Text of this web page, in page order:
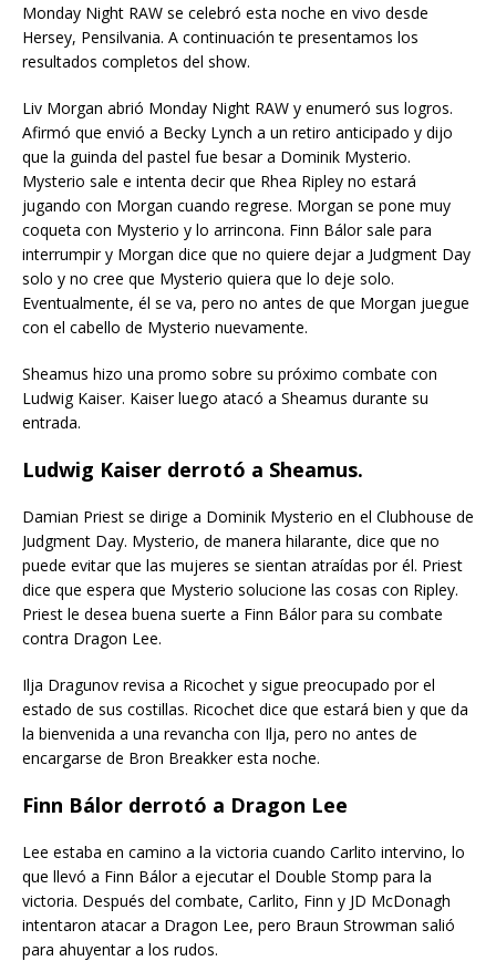
Monday Night RAW se celebró esta noche en vivo desde
Hersey, Pensilvania. A continuación te presentamos los
resultados completos del show.
Liv Morgan abrió Monday Night RAW y enumeró sus logros.
Afirmó que envió a Becky Lynch a un retiro anticipado y dijo
que la guinda del pastel fue besar a Dominik Mysterio.
Mysterio sale e intenta decir que Rhea Ripley no estará
jugando con Morgan cuando regrese. Morgan se pone muy
coqueta con Mysterio y lo arrincona. Finn Bálor sale para
interrumpir y Morgan dice que no quiere dejar a Judgment Day
solo y no cree que Mysterio quiera que lo deje solo.
Eventualmente, él se va, pero no antes de que Morgan juegue
con el cabello de Mysterio nuevamente.
Sheamus hizo una promo sobre su próximo combate con
Ludwig Kaiser. Kaiser luego atacó a Sheamus durante su
entrada.
Ludwig Kaiser derrotó a Sheamus.
Damian Priest se dirige a Dominik Mysterio en el Clubhouse de
Judgment Day. Mysterio, de manera hilarante, dice que no
puede evitar que las mujeres se sientan atraídas por él. Priest
dice que espera que Mysterio solucione las cosas con Ripley.
Priest le desea buena suerte a Finn Bálor para su combate
contra Dragon Lee.
Ilja Dragunov revisa a Ricochet y sigue preocupado por el
estado de sus costillas. Ricochet dice que estará bien y que da
la bienvenida a una revancha con Ilja, pero no antes de
encargarse de Bron Breakker esta noche.
Finn Bálor derrotó a Dragon Lee
Lee estaba en camino a la victoria cuando Carlito intervino, lo
que llevó a Finn Bálor a ejecutar el Double Stomp para la
victoria. Después del combate, Carlito, Finn y JD McDonagh
intentaron atacar a Dragon Lee, pero Braun Strowman salió
para ahuyentar a los rudos.